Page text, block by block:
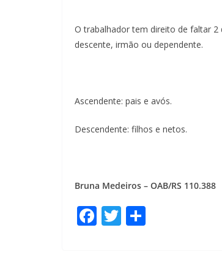
O trabalhador tem direito de faltar
descente, irmão ou dependente.
Ascendente: pais e avós.
Descendente: filhos e netos.
Bruna Medeiros – OAB/RS 110.388
F T